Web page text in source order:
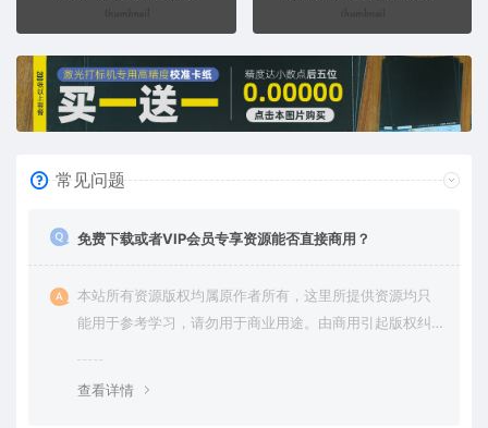
常见问题
免费下载或者VIP会员专享资源能否直接商用？
本站所有资源版权均属原作者所有，这里所提供资源均只
能用于参考学习，请勿用于商业用途。由商用引起版权纠
查看详情